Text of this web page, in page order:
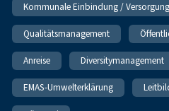
Kommunale Einbindung /
Qualitätsmanagement
Anreise Diversitymanagement
EMAS-Umwelterklärung